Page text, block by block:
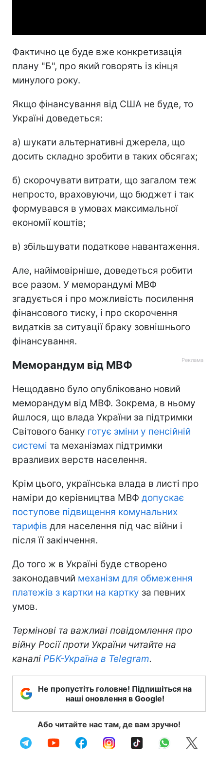
Фактично це буде вже конкретизація
плану "Б", про який говорять із кінця
минулого року.
Якщо фінансування від США не буде, то
Україні доведеться:
а) шукати альтернативні джерела, що
досить складно зробити в таких обсягах;
б) скорочувати витрати, що загалом теж
непросто, враховуючи, що бюджет і так
формувався в умовах максимальної
економії коштів;
в) збільшувати податкове навантаження.
Але, найімовірніше, доведеться робити
все разом. У меморандумі МВФ
згадується і про можливість посилення
фінансового тиску, і про скорочення
видатків за ситуації браку зовнішнього
фінансування.
Меморандум від МВФ
Нещодавно було опубліковано новий
меморандум від МВФ. Зокрема, в ньому
йшлося, що влада України за підтримки
Світового банку готує зміни у пенсійній
системі та механізмах підтримки
вразливих верств населення.
Крім цього, українська влада в листі про
наміри до керівництва МВФ допускає
поступове підвищення комунальних
тарифів для населення під час війни і
після її закінчення.
До того ж в Україні буде створено
законодавчий механізм для обмеження
платежів з картки на картку за певних
умов.
Термінові та важливі повідомлення про
війну Росії проти України читайте на
каналі РБК-Україна в Telegram.
Не пропустіть головне! Підпишіться на
наші оновлення в Google!
Або читайте нас там, де вам зручно!